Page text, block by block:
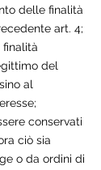
delle finalità
art. 4;
del
al
conservati
ciò sia
o da ordini di